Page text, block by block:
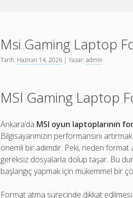
Msi Gaming Laptop
Tarih: Haziran 14, 2026 | Yazar:admin
MSI Gaming Laptop
Ankara’da MSI oyun laptoplarının
Bilgisayarımızın performansını
önemli bir adımdır. Peki, neden format
gereksiz dosyalarla dolup taşar. Bu
başlangıç yapmak için mükemmel bir
Format atma sürecinde dikkat